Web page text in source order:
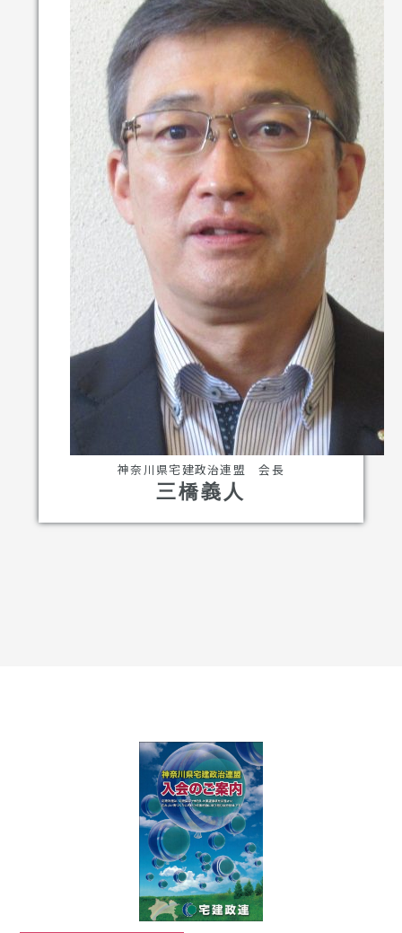
神奈川県宅建政治連盟 会長
三橋義人